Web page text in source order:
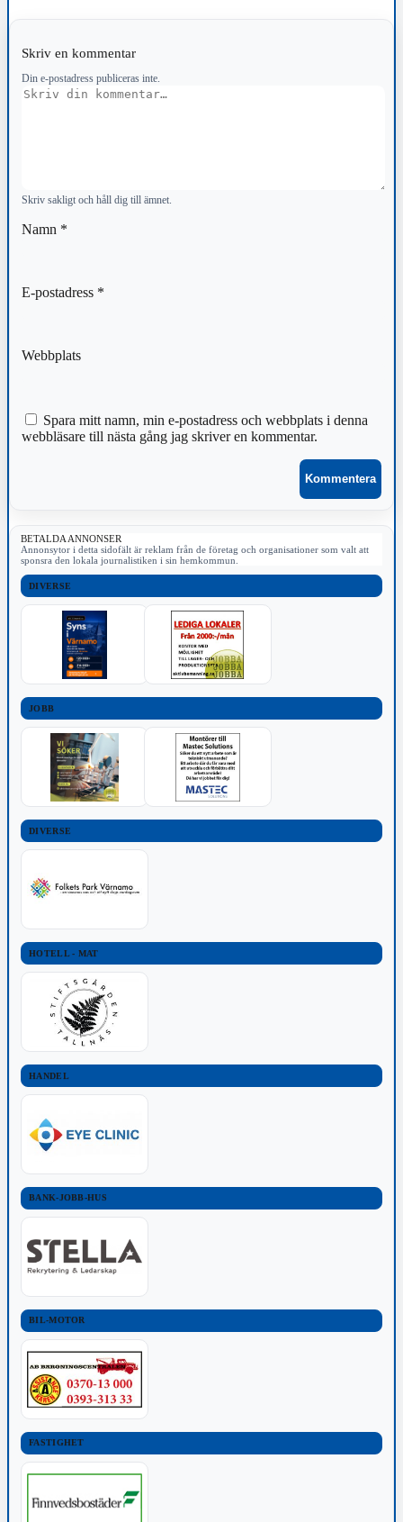
Skriv en kommentar
Din e-postadress publiceras inte.
Kommentar
Skriv sakligt och håll dig till ämnet.
Namn *
E-postadress *
Webbplats
Spara mitt namn, min e-postadress och webbplats i denna
webbläsare till nästa gång jag skriver en kommentar.
BETALDA ANNONSER
Annonsytor i detta sidofält är reklam från de företag och organisationer som valt att
sponsra den lokala journalistiken i sin hemkommun.
DIVERSE
JOBB
DIVERSE
HOTELL - MAT
HANDEL
BANK-JOBB-HUS
BIL-MOTOR
FASTIGHET